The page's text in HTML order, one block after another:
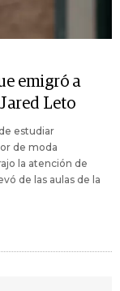
emigró a
Leto
estudiar
de moda
la atención de
de las aulas de la